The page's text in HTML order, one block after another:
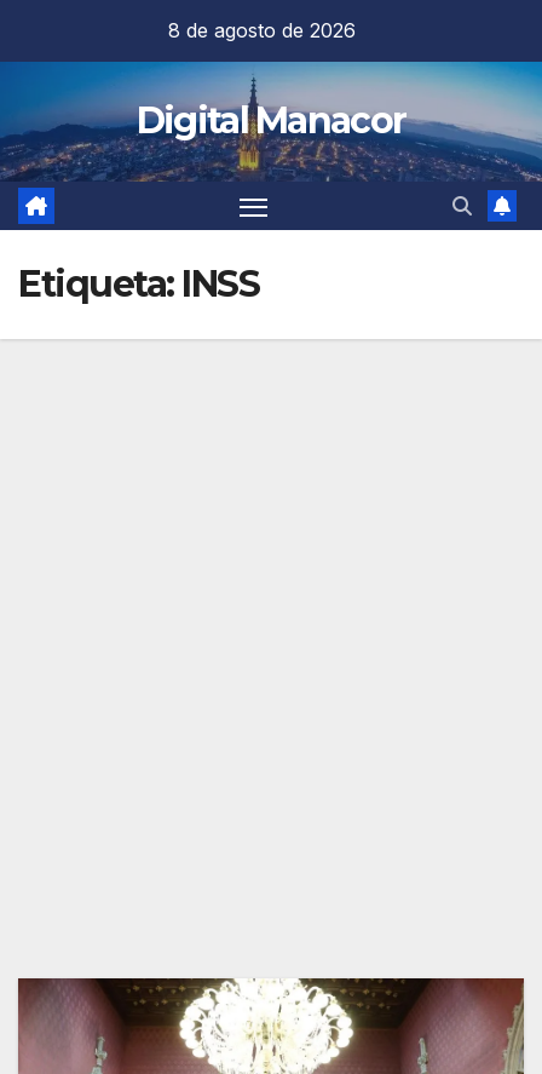
contenido
8 de agosto de 2026
Digital Manacor
Etiqueta: INSS